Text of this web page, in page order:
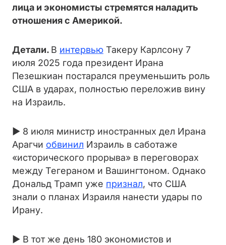
лица и экономисты стремятся наладить
отношения с Америкой.
Детали. В интервью Такеру Карлсону 7
июля 2025 года президент Ирана
Пезешкиан постарался преуменьшить роль
США в ударах, полностью переложив вину
на Израиль.
► 8 июля министр иностранных дел Ирана
Арагчи обвинил Израиль в саботаже
«исторического прорыва» в переговорах
между Тегераном и Вашингтоном. Однако
Дональд Трамп уже признал, что США
знали о планах Израиля нанести удары по
Ирану.
► В тот же день 180 экономистов и